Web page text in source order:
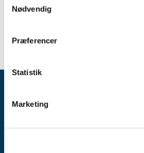
Nødvendig
Præferencer
Statistik
Marketing
Læs mere på vores side om